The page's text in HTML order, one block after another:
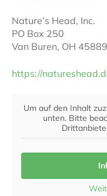
Nature’s Head, Inc.
PO Box 250
Van Buren, OH
https://
Um auf den Inhalt
unten. Bitte